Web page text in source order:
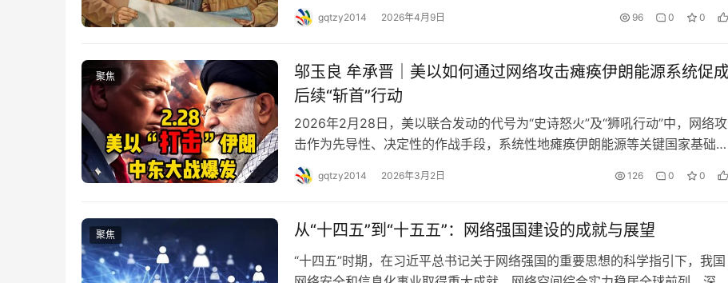
等诸多领域。因项目在具体执行过程中多有变化，且受到中苏关系破裂、中国
自主设计能力提高等影响，经中苏双方最终统计确定，苏联援华成套设备项目
gqtzy2014 2026年4月9日 96 0 0
聚焦
邬玉良 牟承晋｜美以如何通过网络攻击瘫痪伊朗能源系统促成
后续“斩首”行动‌
2026年2月28日，美以联合发动的代号为“史诗怒火”及“狮吼行动”中，网络攻
击作为‌先导性、决定性‌的作战手段，系统性地瘫痪伊朗能源等关键国家基础设
施，开辟了一个单向透明的军事打击环境，为针对伊朗最高领导层的物理“斩
首”行动创造了近乎完美的条件。 此次事件标志网络战…
gqtzy2014 2026年3月2日 126 0 0
聚焦 从“十四五”到“十五五”：网络强国建设的成就与展望
“十四五”时期，在习近平总书记关于网络强国的重要思想的科学指引下，我国